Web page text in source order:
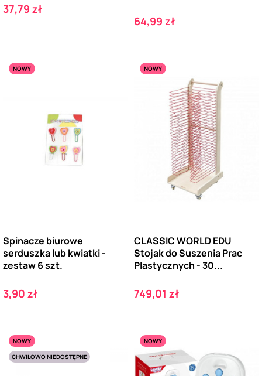
Cena
37,79 zł
Cena
64,99 zł
NOWY
Spinacze biurowe
serduszka lub kwiatki -
zestaw 6 szt.
Cena
3,90 zł
NOWY
CLASSIC WORLD EDU
Stojak do Suszenia Prac
Plastycznych - 30...
Cena
749,01 zł
NOWY
CHWILOWO NIEDOSTĘPNE
NOWY